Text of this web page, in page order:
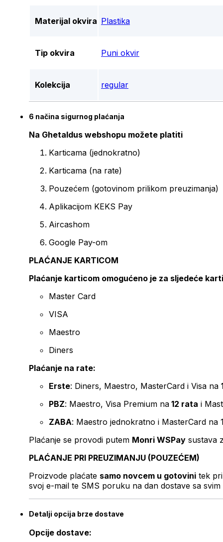
Materijal okvira Plastika
Tip okvira Puni okvir
Kolekcija regular
6 načina sigurnog plaćanja
Na Ghetaldus webshopu možete platiti
Karticama (jednokratno)
Karticama (na rate)
Pouzećem (gotovinom prilikom preuzimanja)
Aplikacijom KEKS Pay
Aircashom
Google Pay-om
PLAĆANJE KARTICOM
Plaćanje karticom omogućeno je za sljedeće
Master Card
VISA
Maestro
Diners
Plaćanje na rate:
Erste: Diners, Maestro, MasterCard i Visa na
PBZ: Maestro, Visa Premium na 12 rata i
ZABA: Maestro jednokratno i MasterCard na
Plaćanje se provodi putem Monri WSPay sustava
PLAĆANJE PRI PREUZIMANJU (POUZEĆEM)
Proizvode plaćate samo novcem u gotovini tek
svoj e-mail te SMS poruku na dan dostave sa svim
Detalji opcija brze dostave
Opcije dostave: